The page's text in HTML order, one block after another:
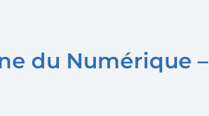
du Numérique –